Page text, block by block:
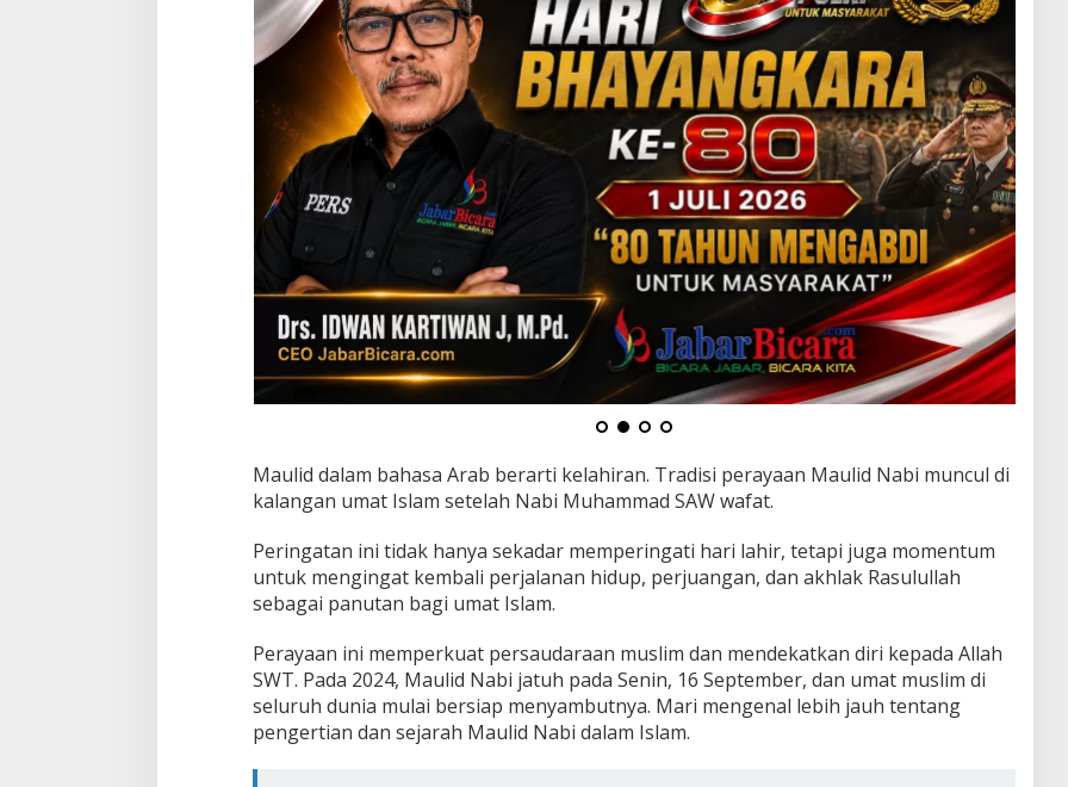
Maulid dalam bahasa Arab berarti kelahiran. Tradisi perayaan Maulid Nabi muncul di
kalangan umat Islam setelah Nabi Muhammad SAW wafat.
Peringatan ini tidak hanya sekadar memperingati hari lahir, tetapi juga momentum
untuk mengingat kembali perjalanan hidup, perjuangan, dan akhlak Rasulullah
sebagai panutan bagi umat Islam.
Perayaan ini memperkuat persaudaraan muslim dan mendekatkan diri kepada Allah
SWT. Pada 2024, Maulid Nabi jatuh pada Senin, 16 September, dan umat muslim di
seluruh dunia mulai bersiap menyambutnya. Mari mengenal lebih jauh tentang
pengertian dan sejarah Maulid Nabi dalam Islam.